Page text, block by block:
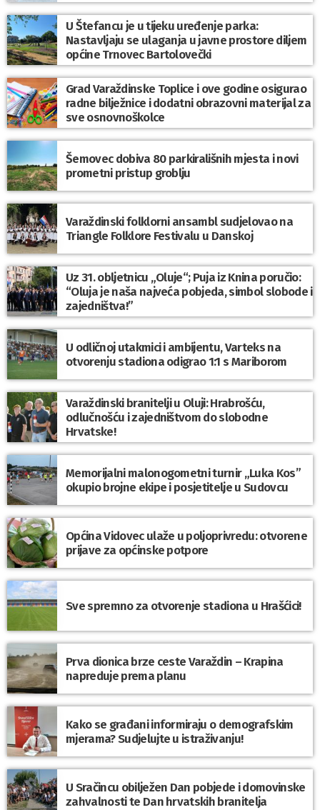
U Štefancu je u tijeku uređenje parka:
Nastavljaju se ulaganja u javne prostore diljem
općine Trnovec Bartolovečki
Grad Varaždinske Toplice i ove godine osigurao
radne bilježnice i dodatni obrazovni materijal za
sve osnovnoškolce
Šemovec dobiva 80 parkirališnih mjesta i novi
prometni pristup groblju
Varaždinski folklorni ansambl sudjelovao na
Triangle Folklore Festivalu u Danskoj
Uz 31. obljetnicu „Oluje“; Puja iz Knina poručio:
“Oluja je naša najveća pobjeda, simbol slobode i
zajedništva!”
U odličnoj utakmici i ambijentu, Varteks na
otvorenju stadiona odigrao 1:1 s Mariborom
Varaždinski branitelji u Oluji: Hrabrošću,
odlučnošću i zajedništvom do slobodne
Hrvatske!
Memorijalni malonogometni turnir „Luka Kos”
okupio brojne ekipe i posjetitelje u Sudovcu
Općina Vidovec ulaže u poljoprivredu: otvorene
prijave za općinske potpore
Sve spremno za otvorenje stadiona u Hrašćici!
Prva dionica brze ceste Varaždin – Krapina
napreduje prema planu
Kako se građani informiraju o demografskim
mjerama? Sudjelujte u istraživanju!
U Sračincu obilježen Dan pobjede i domovinske
zahvalnosti te Dan hrvatskih branitelja